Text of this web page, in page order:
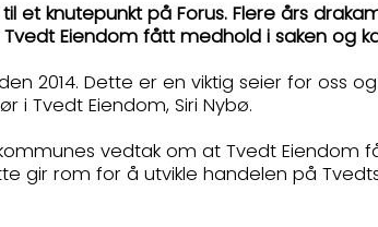
et knutepunkt på Forus. Flere års
Eiendom fått medhold i saken og
2014. Dette er en viktig seier for oss
i Tvedt Eiendom, Siri Nybø.
vedtak om at Tvedt Eiendom
gir rom for å utvikle handelen på